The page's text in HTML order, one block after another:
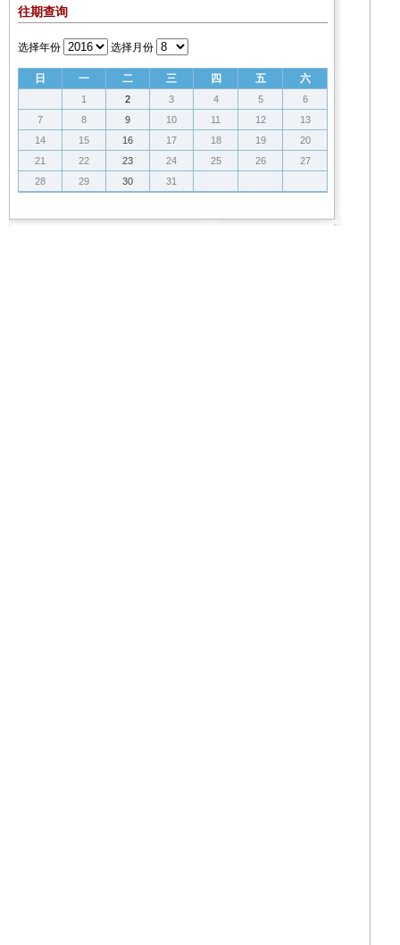
往期查询
选择年份 选择月份
日 一 二 三 四 五 六
1 2 3 4 5
6
7
8 9 10 11 12
13
14
15 16 17 18 19
20
21
22 23 24 25 26
27
28
29 30 31